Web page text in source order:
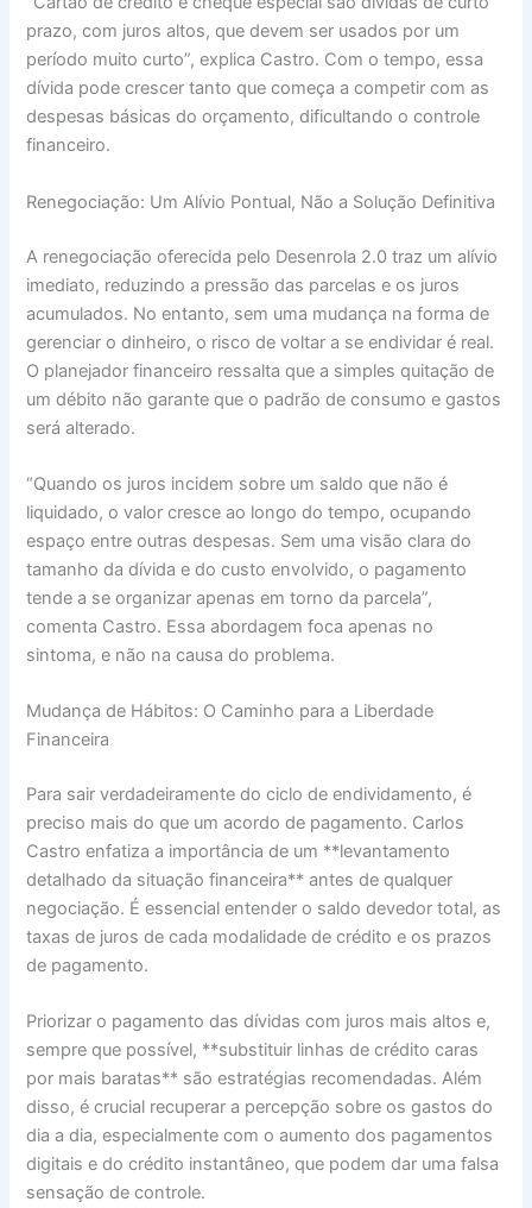
prazo, com juros altos, que devem ser usados por um
período muito curto”, explica Castro. Com o tempo, essa
dívida pode crescer tanto que começa a competir com as
despesas básicas do orçamento, dificultando o controle
financeiro.
Renegociação: Um Alívio Pontual, Não a Solução Definitiva
A renegociação oferecida pelo Desenrola 2.0 traz um alívio
imediato, reduzindo a pressão das parcelas e os juros
acumulados. No entanto, sem uma mudança na forma de
gerenciar o dinheiro, o risco de voltar a se endividar é real.
O planejador financeiro ressalta que a simples quitação de
um débito não garante que o padrão de consumo e gastos
será alterado.
“Quando os juros incidem sobre um saldo que não é
liquidado, o valor cresce ao longo do tempo, ocupando
espaço entre outras despesas. Sem uma visão clara do
tamanho da dívida e do custo envolvido, o pagamento
tende a se organizar apenas em torno da parcela”,
comenta Castro. Essa abordagem foca apenas no
sintoma, e não na causa do problema.
Mudança de Hábitos: O Caminho para a Liberdade
Financeira
Para sair verdadeiramente do ciclo de endividamento, é
preciso mais do que um acordo de pagamento. Carlos
Castro enfatiza a importância de um **levantamento
detalhado da situação financeira** antes de qualquer
negociação. É essencial entender o saldo devedor total, as
taxas de juros de cada modalidade de crédito e os prazos
de pagamento.
Priorizar o pagamento das dívidas com juros mais altos e,
sempre que possível, **substituir linhas de crédito caras
por mais baratas** são estratégias recomendadas. Além
disso, é crucial recuperar a percepção sobre os gastos do
dia a dia, especialmente com o aumento dos pagamentos
digitais e do crédito instantâneo, que podem dar uma falsa
sensação de controle.